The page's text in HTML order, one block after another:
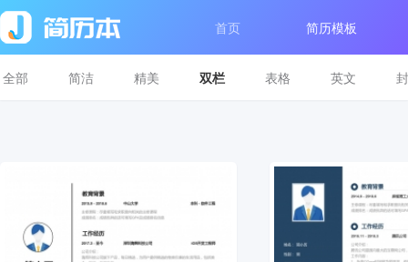
首页 简历模板
全部 简洁 精美 双栏 表格 英文